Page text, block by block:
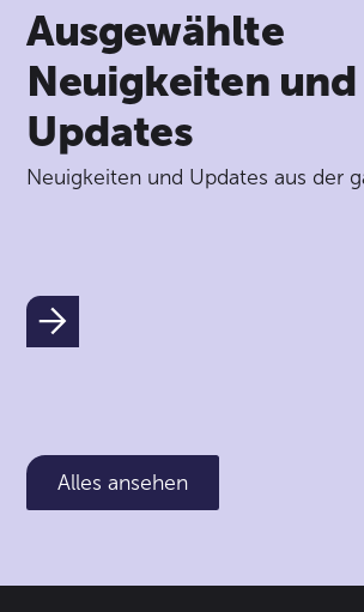
Ausgewählte
Neuigkeiten und
Updates
Neuigkeiten und Updates aus der
Alles ansehen